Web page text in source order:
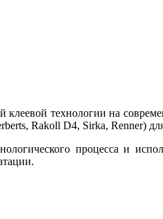
клеевой технологии на
Rakoll D4, Sirka, Renner)
процесса и